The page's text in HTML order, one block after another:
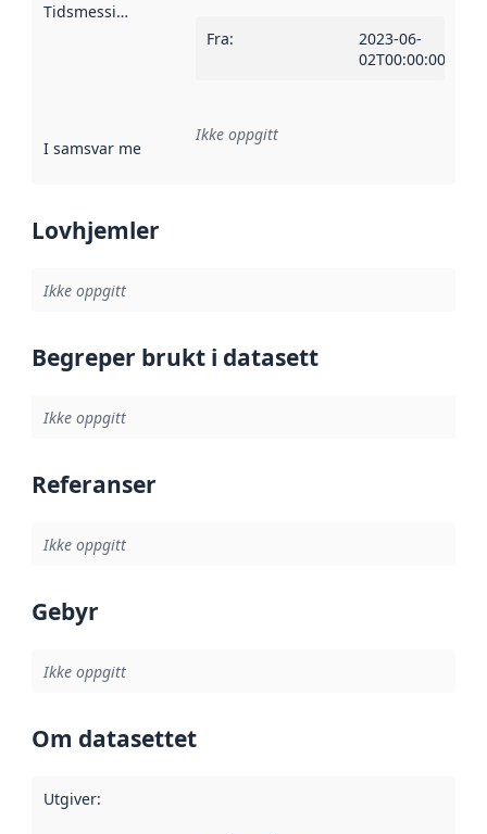
Tidsmessig avgrensning
Fra:
2023-06-
02T00:00:00Z
I samsvar med Referanse til en implementasjonsregel
Ikke oppgitt
Lovhjemler
Ikke oppgitt
Begreper brukt i datasett
Ikke oppgitt
Referanser
Ikke oppgitt
Gebyr
Ikke oppgitt
Om datasettet
Utgiver: